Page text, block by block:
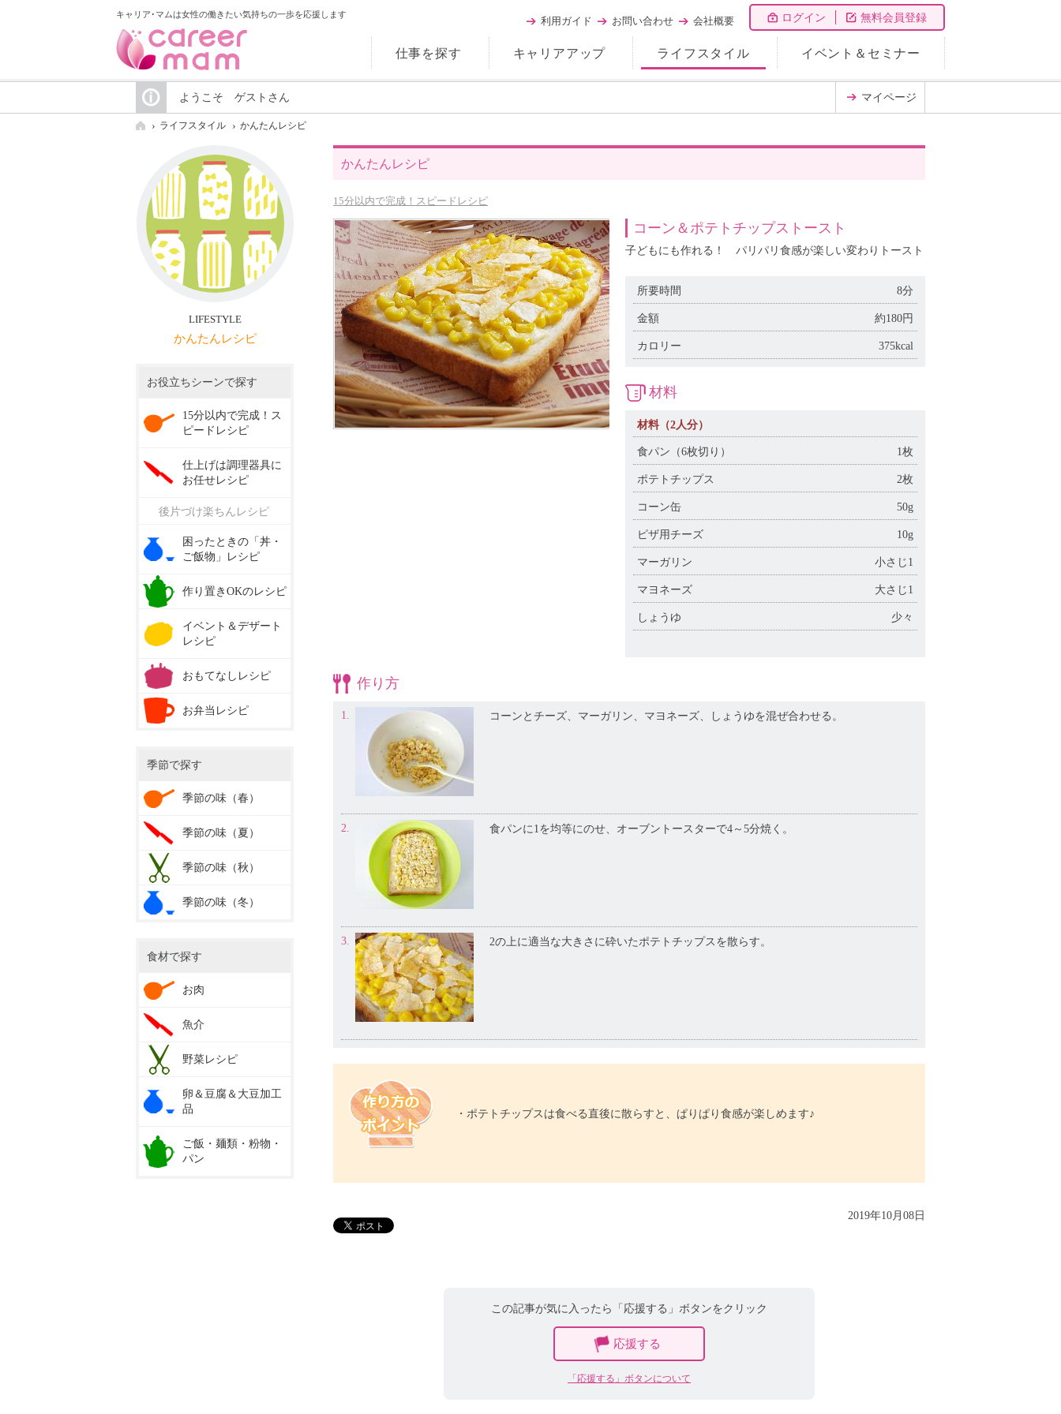
キャリア･マムは女性の働きたい気持ちの一歩を応援します ログイン 無料会員登録
仕事を探す キャリアアップ ライフスタイル イベント＆セミナー
利用ガイド お問い合わせ 会社概要
ようこそ ゲストさん マイページ
ライフスタイル かんたんレシピ
かんたんレシピ
15分以内で完成！スピードレシピ
コーン＆ポテトチップストースト
子どもにも作れる！ パリパリ食感が楽しい変わりトースト
所要時間 8分
金額 約180円
カロリー 375kcal
材料
材料（2人分）
食パン（6枚切り） 1枚
ポテトチップス 2枚
コーン缶 50g
ピザ用チーズ 10g
マーガリン 小さじ1
マヨネーズ 大さじ1
しょうゆ 少々
作り方
1. コーンとチーズ、マーガリン、マヨネーズ、しょうゆを混ぜ合わせる。
2. 食パンに1を均等にのせ、オーブントースターで4～5分焼く。
3. 2の上に適当な大きさに砕いたポテトチップスを散らす。
・ポテトチップスは食べる直後に散らすと、ぱりぱり食感が楽しめます♪
2019年10月08日
この記事が気に入ったら「応援する」ボタンをクリック
応援する
「応援する」ボタンについて
LIFESTYLE
かんたんレシピ
お役立ちシーンで探す
15分以内で完成！ス
ピードレシピ
仕上げは調理器具に
お任せレシピ
後片づけ楽ちんレシピ
困ったときの「丼・
ご飯物」レシピ
作り置きOKのレシピ
イベント＆デザート
レシピ
おもてなしレシピ
お弁当レシピ
季節で探す
季節の味（春）
季節の味（夏）
季節の味（秋）
季節の味（冬）
食材で探す
お肉
魚介
野菜レシピ
卵＆豆腐＆大豆加工
品
ご飯・麺類・粉物・
パン